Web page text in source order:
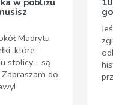
w pobliżu
Madrytu
które -
stolicy - są
do